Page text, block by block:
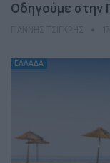
Οδηγούμε στην
ΕΛΛΑΔΑ